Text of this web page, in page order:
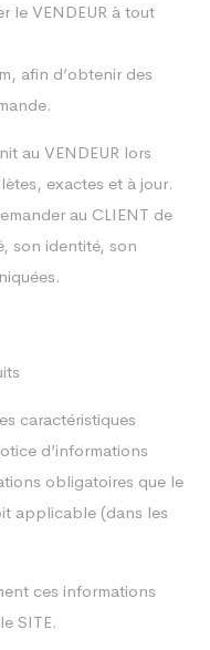
le VENDEUR à tout
afin d’obtenir des
au VENDEUR lors
exactes et à jour.
au CLIENT de
son identité, son
caractéristiques
d’informations
obligatoires que le
applicable (dans les
ces informations
SITE.